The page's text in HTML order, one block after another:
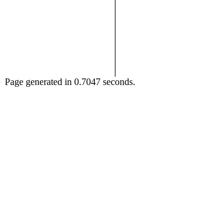
Page generated in 0.7047 seconds.